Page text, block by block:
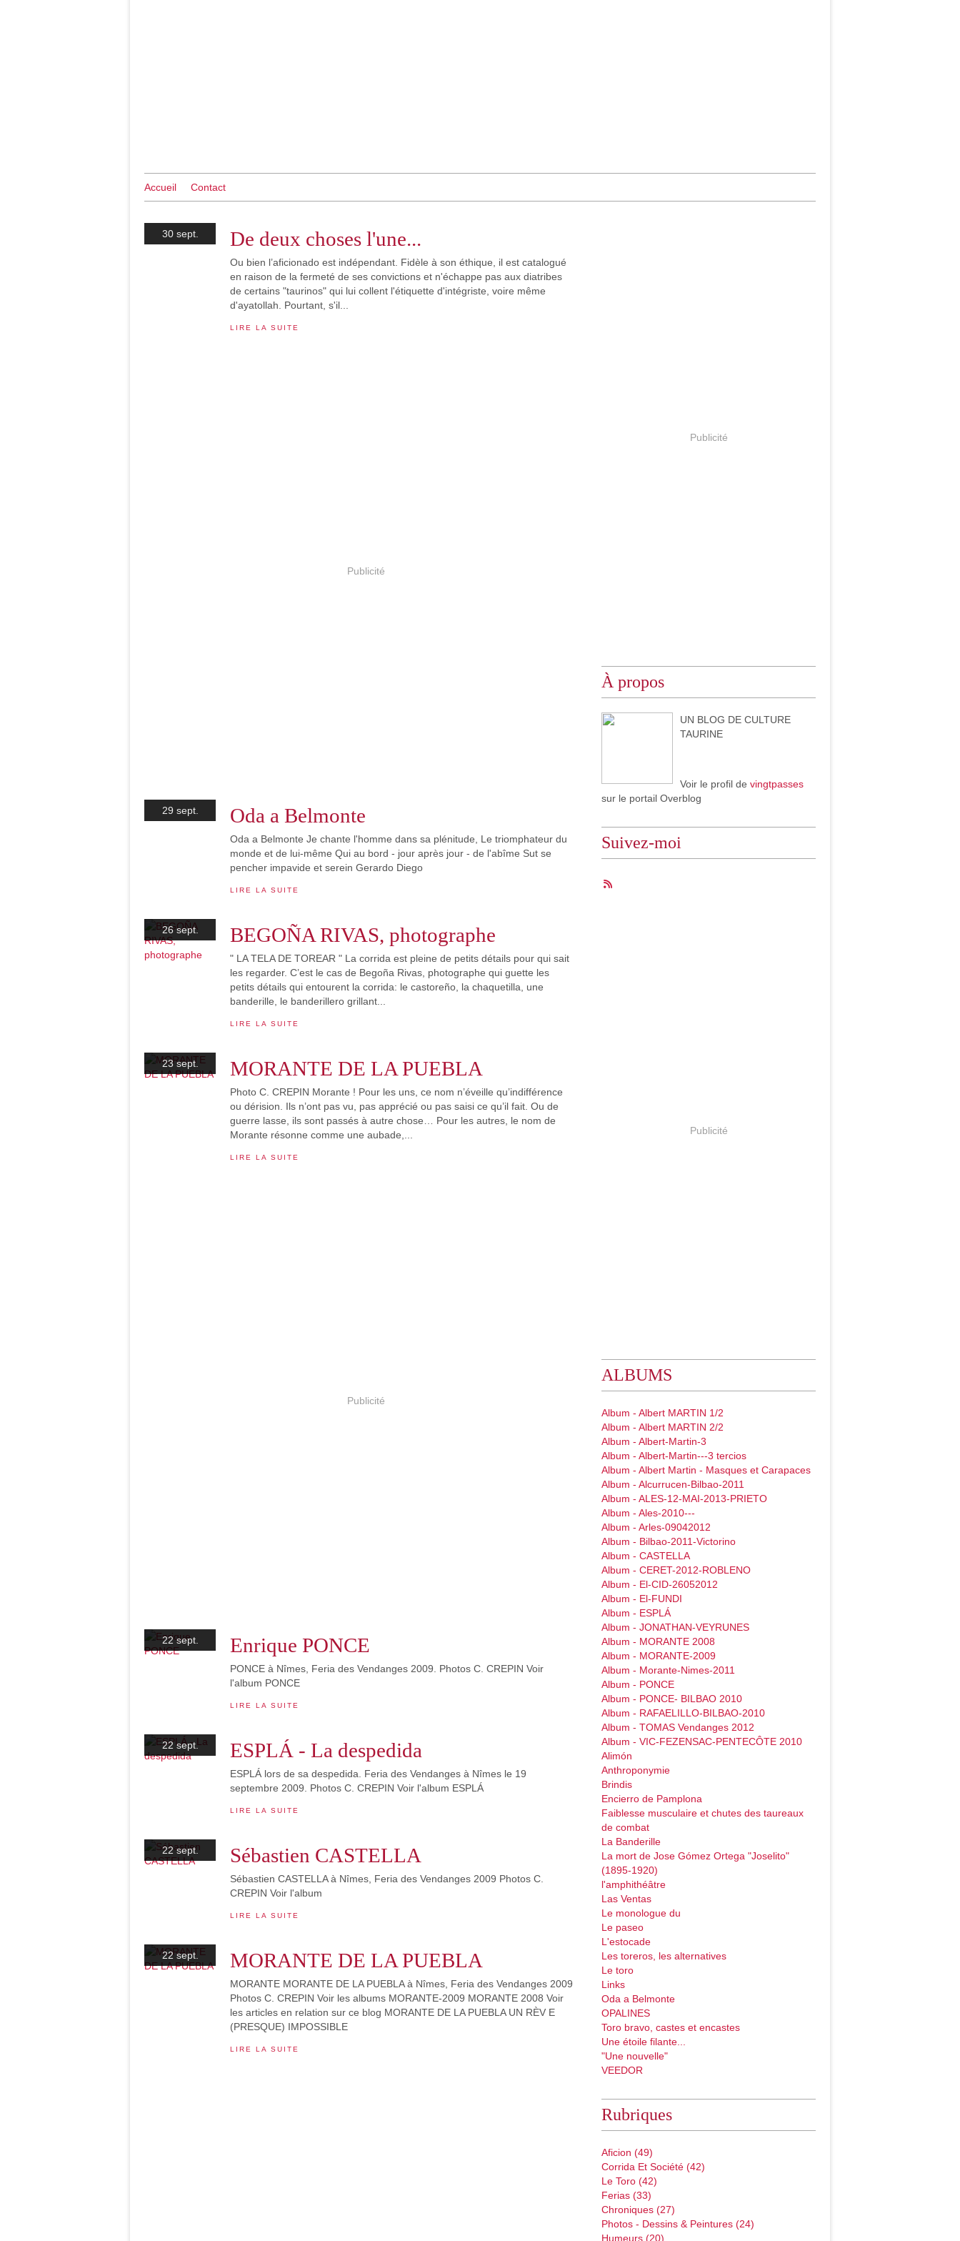
Accueil Contact
30 sept. De deux choses l'une...
Ou bien l’aficionado est indépendant. Fidèle à son éthique, il est catalogué
en raison de la fermeté de ses convictions et n'échappe pas aux diatribes
de certains "taurinos" qui lui collent l'étiquette d'intégriste, voire même
d'ayatollah. Pourtant, s'il...
LIRE LA SUITE
Publicité
29 sept. Oda a Belmonte
Oda a Belmonte Je chante l'homme dans sa plénitude, Le triomphateur du
monde et de lui-même Qui au bord - jour après jour - de l'abîme Sut se
pencher impavide et serein Gerardo Diego
LIRE LA SUITE
26 sept. BEGOÑA RIVAS, photographe
" LA TELA DE TOREAR " La corrida est pleine de petits détails pour qui sait
les regarder. C’est le cas de Begoña Rivas, photographe qui guette les
petits détails qui entourent la corrida: le castoreño, la chaquetilla, une
banderille, le banderillero grillant...
LIRE LA SUITE
23 sept. MORANTE DE LA PUEBLA
Photo C. CREPIN Morante ! Pour les uns, ce nom n’éveille qu’indifférence
ou dérision. Ils n’ont pas vu, pas apprécié ou pas saisi ce qu’il fait. Ou de
guerre lasse, ils sont passés à autre chose… Pour les autres, le nom de
Morante résonne comme une aubade,...
LIRE LA SUITE
Publicité
22 sept. Enrique PONCE
PONCE à Nîmes, Feria des Vendanges 2009. Photos C. CREPIN Voir
l'album PONCE
LIRE LA SUITE
22 sept. ESPLÁ - La despedida
ESPLÁ lors de sa despedida. Feria des Vendanges à Nîmes le 19
septembre 2009. Photos C. CREPIN Voir l'album ESPLÁ
LIRE LA SUITE
22 sept. Sébastien CASTELLA
Sébastien CASTELLA à Nîmes, Feria des Vendanges 2009 Photos C.
CREPIN Voir l'album
LIRE LA SUITE
22 sept. MORANTE DE LA PUEBLA
MORANTE MORANTE DE LA PUEBLA à Nîmes, Feria des Vendanges 2009
Photos C. CREPIN Voir les albums MORANTE-2009 MORANTE 2008 Voir
les articles en relation sur ce blog MORANTE DE LA PUEBLA UN RÈV E
(PRESQUE) IMPOSSIBLE
LIRE LA SUITE
Publicité
À propos
UN BLOG DE CULTURE
TAURINE
Voir le profil de vingtpasses
sur le portail Overblog
Suivez-moi
Publicité
ALBUMS
Album - Albert MARTIN 1/2
Album - Albert MARTIN 2/2
Album - Albert-Martin-3
Album - Albert-Martin---3 tercios
Album - Albert Martin - Masques et Carapaces
Album - Alcurrucen-Bilbao-2011
Album - ALES-12-MAI-2013-PRIETO
Album - Ales-2010---
Album - Arles-09042012
Album - Bilbao-2011-Victorino
Album - CASTELLA
Album - CERET-2012-ROBLENO
Album - El-CID-26052012
Album - El-FUNDI
Album - ESPLÁ
Album - JONATHAN-VEYRUNES
Album - MORANTE 2008
Album - MORANTE-2009
Album - Morante-Nimes-2011
Album - PONCE
Album - PONCE- BILBAO 2010
Album - RAFAELILLO-BILBAO-2010
Album - TOMAS Vendanges 2012
Album - VIC-FEZENSAC-PENTECÔTE 2010
Alimón
Anthroponymie
Brindis
Encierro de Pamplona
Faiblesse musculaire et chutes des taureaux
de combat
La Banderille
La mort de Jose Gómez Ortega "Joselito"
(1895-1920)
l'amphithéâtre
Las Ventas
Le monologue du
Le paseo
L'estocade
Les toreros, les alternatives
Le toro
Links
Oda a Belmonte
OPALINES
Toro bravo, castes et encastes
Une étoile filante...
"Une nouvelle"
VEEDOR
Rubriques
Aficion (49)
Corrida Et Société (42)
Le Toro (42)
Ferias (33)
Chroniques (27)
Photos - Dessins & Peintures (24)
Humeurs (20)